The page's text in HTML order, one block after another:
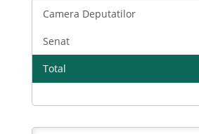
Camera Deputatilor
Senat
Total